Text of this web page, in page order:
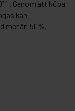
. Genom att köpa
kan
mer än 50%.